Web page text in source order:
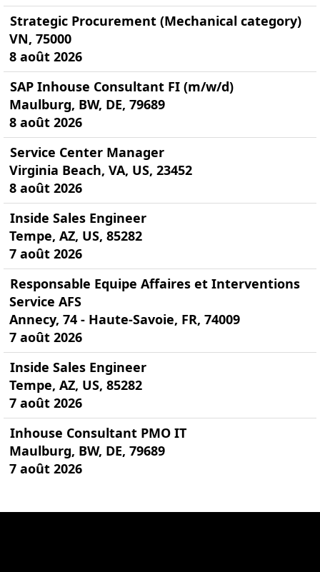
Strategic Procurement (Mechanical category)
VN, 75000
8 août 2026
SAP Inhouse Consultant FI (m/w/d)
Maulburg, BW, DE, 79689
8 août 2026
Service Center Manager
Virginia Beach, VA, US, 23452
8 août 2026
Inside Sales Engineer
Tempe, AZ, US, 85282
7 août 2026
Responsable Equipe Affaires et Interventions
Service AFS
Annecy, 74 - Haute-Savoie, FR, 74009
7 août 2026
Inside Sales Engineer
Tempe, AZ, US, 85282
7 août 2026
Inhouse Consultant PMO IT
Maulburg, BW, DE, 79689
7 août 2026